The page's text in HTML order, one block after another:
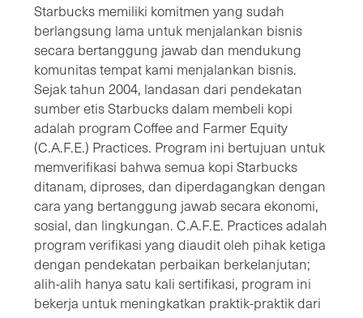
Starbucks memiliki komitmen yang sudah
berlangsung lama untuk menjalankan bisnis
secara bertanggung jawab dan mendukung
komunitas tempat kami menjalankan bisnis.
Sejak tahun 2004, landasan dari pendekatan
sumber etis Starbucks dalam membeli kopi
adalah program Coffee and Farmer Equity
(C.A.F.E.) Practices. Program ini bertujuan untuk
memverifikasi bahwa semua kopi Starbucks
ditanam, diproses, dan diperdagangkan dengan
cara yang bertanggung jawab secara ekonomi,
sosial, dan lingkungan. C.A.F.E. Practices adalah
program verifikasi yang diaudit oleh pihak ketiga
dengan pendekatan perbaikan berkelanjutan;
alih-alih hanya satu kali sertifikasi, program ini
bekerja untuk meningkatkan praktik-praktik dari